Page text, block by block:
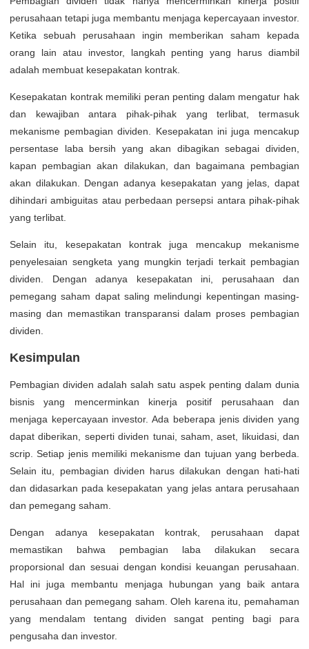
perusahaan tetapi juga membantu menjaga kepercayaan investor.
Ketika sebuah perusahaan ingin memberikan saham kepada
orang lain atau investor, langkah penting yang harus diambil
adalah membuat kesepakatan kontrak.
Kesepakatan kontrak memiliki peran penting dalam mengatur hak
dan kewajiban antara pihak-pihak yang terlibat, termasuk
mekanisme pembagian dividen. Kesepakatan ini juga mencakup
persentase laba bersih yang akan dibagikan sebagai dividen,
kapan pembagian akan dilakukan, dan bagaimana pembagian
akan dilakukan. Dengan adanya kesepakatan yang jelas, dapat
dihindari ambiguitas atau perbedaan persepsi antara pihak-pihak
yang terlibat.
Selain itu, kesepakatan kontrak juga mencakup mekanisme
penyelesaian sengketa yang mungkin terjadi terkait pembagian
dividen. Dengan adanya kesepakatan ini, perusahaan dan
pemegang saham dapat saling melindungi kepentingan masing-
masing dan memastikan transparansi dalam proses pembagian
dividen.
Kesimpulan
Pembagian dividen adalah salah satu aspek penting dalam dunia
bisnis yang mencerminkan kinerja positif perusahaan dan
menjaga kepercayaan investor. Ada beberapa jenis dividen yang
dapat diberikan, seperti dividen tunai, saham, aset, likuidasi, dan
scrip. Setiap jenis memiliki mekanisme dan tujuan yang berbeda.
Selain itu, pembagian dividen harus dilakukan dengan hati-hati
dan didasarkan pada kesepakatan yang jelas antara perusahaan
dan pemegang saham.
Dengan adanya kesepakatan kontrak, perusahaan dapat
memastikan bahwa pembagian laba dilakukan secara
proporsional dan sesuai dengan kondisi keuangan perusahaan.
Hal ini juga membantu menjaga hubungan yang baik antara
perusahaan dan pemegang saham. Oleh karena itu, pemahaman
yang mendalam tentang dividen sangat penting bagi para
pengusaha dan investor.